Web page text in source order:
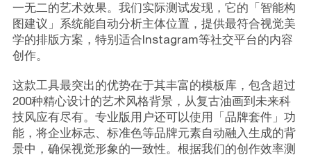
一无二的艺术效果。我们实际测试发现，它的「智能构
图建议」系统能自动分析主体位置，提供最符合视觉美
学的排版方案，特别适合Instagram等社交平台的内容
创作。
这款工具最突出的优势在于其丰富的模板库，包含超过
200种精心设计的艺术风格背景，从复古油画到未来科
技风应有尽有。专业版用户还可以使用「品牌套件」功
能，将企业标志、标准色等品牌元素自动融入生成的背
景中，确保视觉形象的一致性。根据我们的创作效率测